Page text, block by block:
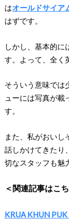
はオールドサイア
はずです。
しかし、基本的に
す。よって、全く
そういう意味では
ューには写真が載
す。
また、私がおいし
話しかけてきたり
切なスタッフも魅
＜関連記事はこ
KRUA KHUN